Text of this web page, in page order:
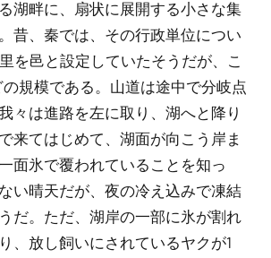
湖畔に、扇状に展開する小さな集
昔、秦では、その行政単位につい
を邑と設定していたそうだが、こ
規模である。山道は途中で分岐点
々は進路を左に取り、湖へと降り
来てはじめて、湖面が向こう岸ま
面氷で覆われていることを知っ
い晴天だが、夜の冷え込みで凍結
だ。ただ、湖岸の一部に氷が割れ
、放し飼いにされているヤクが1